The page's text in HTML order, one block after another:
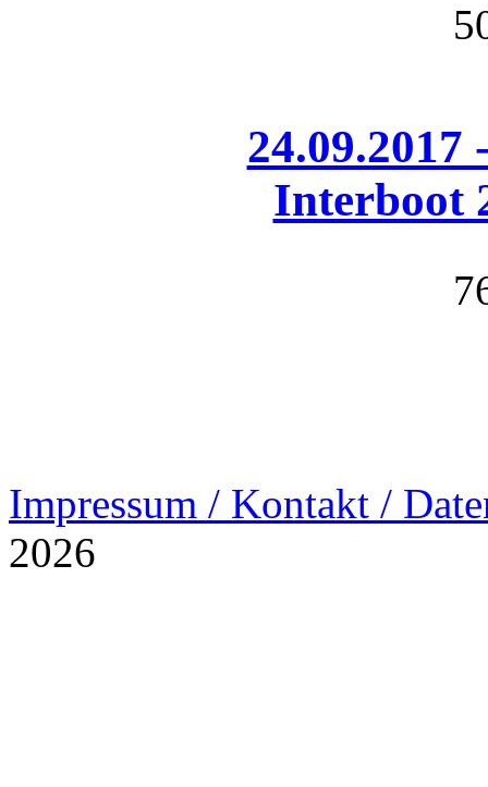
24.09.2017
Interboot
Impressum / Kontakt /
2026